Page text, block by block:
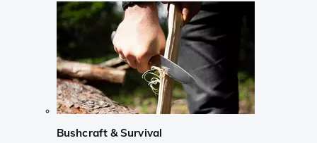
Bushcraft & Survival